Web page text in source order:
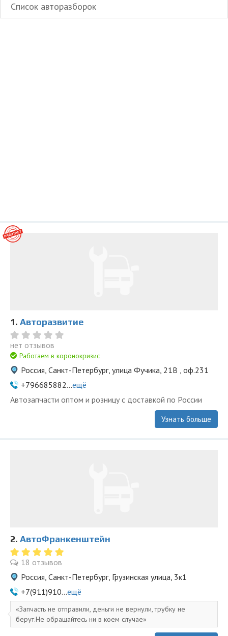
Список авторазборок
1. Авторазвитие
нет отзывов
Работаем в коронокризис
Россия, Санкт-Петербург, улица Фучика, 21В , оф.231
+796685882...ещё
Автозапчасти оптом и розницу с доставкой по России
Узнать больше
2. АвтоФранкенштейн
18 отзывов
Россия, Санкт-Петербург, Грузинская улица, 3к1
+7(911)910...ещё
Запчасть не отправили, деньги не вернули, трубку не
берут.Не обращайтесь ни в коем случае